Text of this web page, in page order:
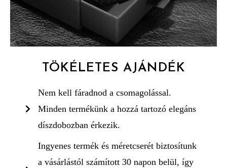
TÖKÉLETES AJÁNDÉK
Nem kell fáradnod a csomagolással.
Minden termékünk a hozzá tartozó elegáns
díszdobozban érkezik.
Ingyenes termék és méretcserét biztosítunk
a vásárlástól számított 30 napon belül, így